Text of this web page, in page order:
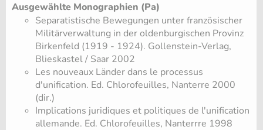
Ausgewählte Monographien (Pa)
Separatistische Bewegungen unter französischer
Militärverwaltung in der oldenburgischen Provinz
Birkenfeld (1919 - 1924). Gollenstein-Verlag,
Blieskastel / Saar 2002
Les nouveaux Länder dans le processus
d'unification. Ed. Chlorofeuilles, Nanterre 2000
(dir.)
Implications juridiques et politiques de l'unification
allemande. Ed. Chlorofeuilles, Nanterrre 1998